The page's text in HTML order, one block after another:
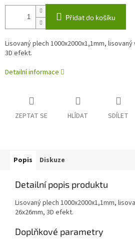
Přidat do košíku
Lisovaný plech 1000x2000x1,1mm, lisovaný
3D efekt.
Detailní informace
ZEPTAT SE HLÍDAT SDÍLET
Popis Diskuze
Detailní popis produktu
Lisovaný plech 1000x2000x1,1mm,
26x26mm, 3D efekt.
Doplňkové parametry